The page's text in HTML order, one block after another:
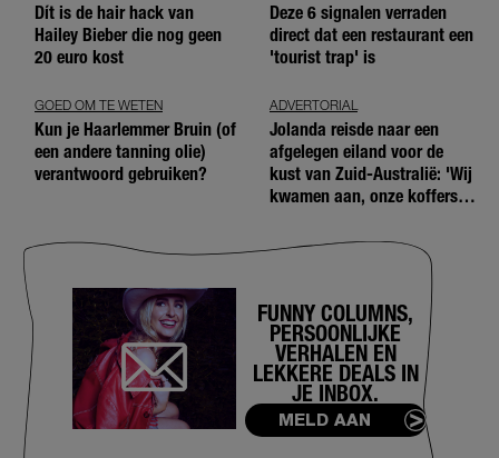
Dít is de hair hack van
Hailey Bieber die nog geen
20 euro kost
Deze 6 signalen verraden
direct dat een restaurant een
'tourist trap' is
GOED OM TE WETEN
Kun je Haarlemmer Bruin (of
een andere tanning olie)
verantwoord gebruiken?
ADVERTORIAL
Jolanda reisde naar een
afgelegen eiland voor de
kust van Zuid-Australië: 'Wij
kwamen aan, onze koffers
FUNNY COLUMNS,
PERSOONLIJKE
VERHALEN EN
LEKKERE DEALS IN
JE INBOX.
MELD AAN